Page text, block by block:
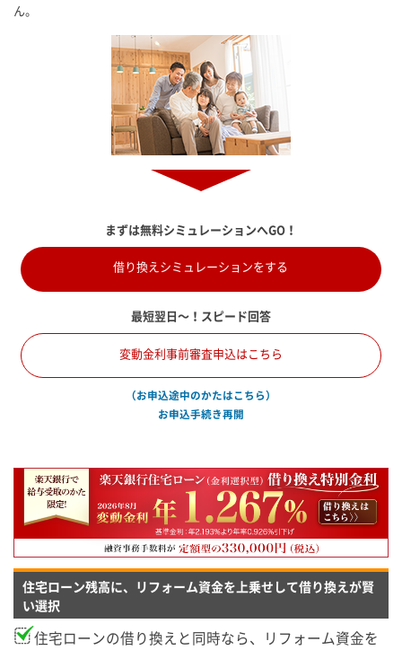
ん。
まずは無料シミュレーションへGO！
借り換えシミュレーションをする
最短翌日～！スピード回答
変動金利事前審査申込はこちら
（お申込途中のかたはこちら）
お申込手続き再開
住宅ローン残高に、リフォーム資金を上乗せして借り換えが賢
い選択
住宅ローンの借り換えと同時なら、リフォーム資金を